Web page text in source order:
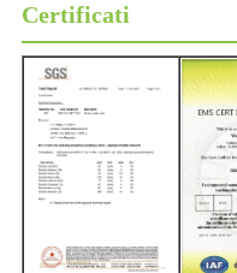
Certificati